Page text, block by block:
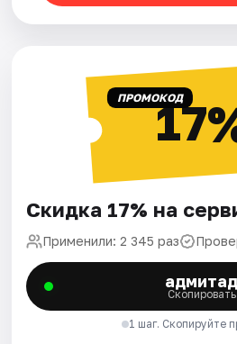
ПРОМОКОД
Скидка 17% на
Применили: 2 345 раз
адмитад
Скопировать
1 шаг. Скопируйте